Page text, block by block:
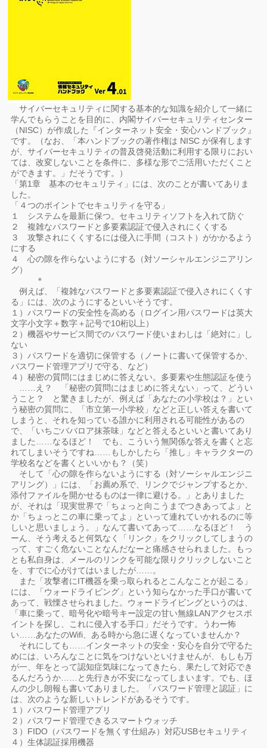
サイバーセキュリティに関する基本的な知識を紹介して一緒に
学んでもらうことを目的に、内閣サイバーセキュリティセンター
（NISC）が作成した『インターネット安全・安心ハンドブック』
です。（なお、「本ハンドブックの著作権は NISC が保有します
が、サイバーセキュリティの普及啓発活動に利用する限りにおい
ては、改変しないことを条件に、多様な形でご活用いただくこと
ができます。」だそうです。）
「第1章 基本のセキュリティ」には、次のことが書いてありま
した。
「４つのポイントでセキュリティを守る」
１ システムを最新に保つ。セキュリティソフトを入れて防ぐ
２ 複雑なパスワードと多要素認証で侵入されにくくする
３ 攻撃されにくくするには侵入に手間（コスト）がかかるよう
にする
４ 心の隙を作らないようにする（対ソーシャルエンジニアリン
グ）
＊
例えば、「複雑なパスワードと多要素認証で侵入されにくくす
る」には、次のようにするといいそうです。
１）パスワードの安全性を高める（ログイン用パスワードは英大
文字小文字＋数字＋記号で10桁以上）
２）機器やサービス間でのパスワード使いまわしは「絶対に」し
ない
３）パスワードを適切に保管する（ノートに書いて保管するか、
パスワード管理アプリで守る、など）
４）秘密の質問にはまじめに答えない。多要素や生態認証を使う
……え？ 「秘密の質問にはまじめに答えない」って、どうい
うこと？ と驚きましたが、例えば「あなたの小学校は？」とい
う秘密の質問に、「市立第一小学校」などと正しい答えを書いて
しまうと、それを知っている誰かに利用される可能性があるの
で、「いちごババロア抹茶味」などと答えるといいと書いてあり
ました……なるほど！ でも、こういう無関係な答えを書くと忘
れてしまいそうですね……もしかしたら「推し」キャラクターの
学校名などを書くといいかも？（笑）
そして「心の隙を作らないようにする（対ソーシャルエンジニ
アリング）」には、「お薦め系で、リンクでジャンプするとか、
添付ファイルを開かせるものは一律に避ける。」とありました
が、それは「現実世界で「ちょっと向こうまでつきあってよ」と
か「ちょっとこの車に乗ってよ」といって連れていかれるのに等
しいと思いましょう。」なんて書いてあって……なるほど！ う
ーん、そう考えると何気なく「リンク」をクリックしてしまうの
って、すごく危ないことなんだなーと痛感させられました。もっ
とも私自身は、メールのリンクを可能な限りクリックしないこと
を、すでに心がけてはいましたが……。
また「攻撃者にIT機器を乗っ取られるとこんなことが起こる」
には、「ウォードライビング」という知らなかった手口が書いて
あって、戦慄させられました。ウォードライビングというのは、
「車に乗って、暗号化や暗号キー設定の甘い無線LANアクセスポ
イントを探し、これに侵入する手口」だそうです。うわー怖
い……あなたのWifi、ある時から急に遅くなっていませんか？
それにしても……インターネットの安全・安心を自分で守るた
めには、いろんなことに気をつけないといけませんが、もしも万
が一、年をとって認知症気味になってきたら、果たして対応でき
るんだろうか……と先行きが不安になってしまいます。でも、ほ
んの少し朗報も書いてありました。「パスワード管理と認証」に
は、次のような新しいトレンドがあるそうです。
１）パスワード管理アプリ
２）パスワード管理できるスマートウォッチ
３）FIDO（パスワードを無くす仕組み）対応USBセキュリティ
４）生体認証採用機器